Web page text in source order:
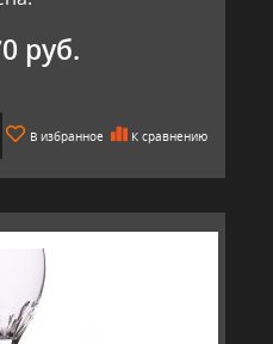
руб.
В избранное К сравнению